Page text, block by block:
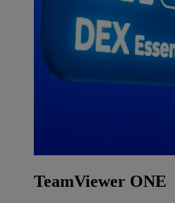
TeamViewer ONE